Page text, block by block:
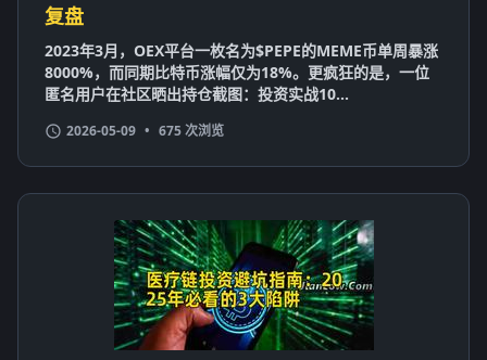
复盘
2023年3月，OEX平台一枚名为$PEPE的MEME币单周暴涨
8000%，而同期比特币涨幅仅为18%。更疯狂的是，一位
匿名用户在社区晒出持仓截图：投资实战10...
2026-05-09 • 675 次浏览